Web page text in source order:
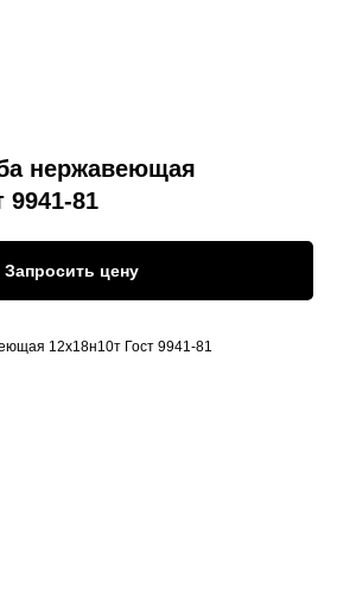
нержавеющая
9941-81
Запросить цену
12х18н10т Гост 9941-81